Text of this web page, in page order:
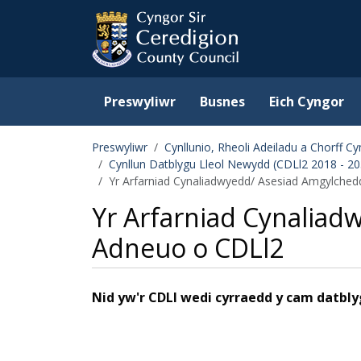
Skip to main content
Ceredigion County
Preswyliwr Busnes Eich Cyngor
Preswyliwr Cynllunio, Rheoli Adeiladu a Chorff
Cynllun Datblygu Lleol Newydd (CDLl2 2018 -
Yr Arfarniad Cynaliadwyedd/ Asesiad
Yr Arfarniad
Adneuo o CDLl2
Nid yw'r CDLl wedi cyrraedd y cam